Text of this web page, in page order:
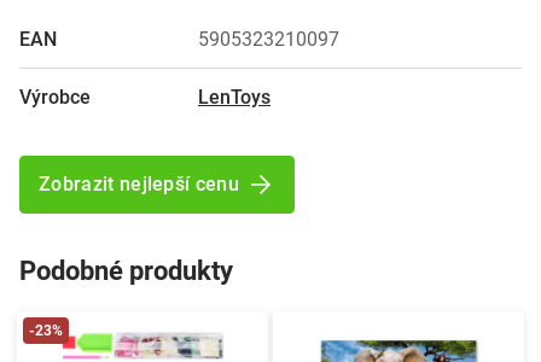
EAN 5905323210097
Výrobce LenToys
Zobrazit nejlepší cenu
Podobné produkty
-23%